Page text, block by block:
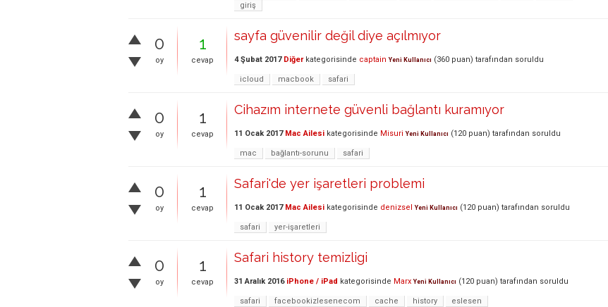
giriş
0
oy
1
cevap
sayfa güvenilir değil diye açılmıyor
4 Şubat 2017 Diğerkategorisinde captain Yeni Kullanıcı (360 puan) tarafından soruldu
icloud macbook safari
0
oy
1
cevap
Cihazım internete güvenli bağlantı kuramıyor
11 Ocak 2017 Mac Ailesi kategorisinde Misuri Yeni Kullanıcı (120 puan) tarafından soruldu
mac bağlantı-sorunu safari
0
oy
1
cevap
Safari'de yer işaretleri problemi
11 Ocak 2017 Mac Ailesi kategorisinde denizsel Yeni Kullanıcı (120 puan) tarafından soruldu
safari yer-işaretleri
0
oy
1
cevap
Safari history temizligi
31 Aralık 2016 iPhone / iPad kategorisinde Marx Yeni Kullanıcı (120 puan) tarafından soruldu
safari facebookizlesenecom cache history eslesen